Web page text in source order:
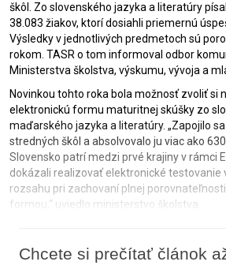
škôl. Zo slovenského jazyka a literatúry
38.083 žiakov, ktorí dosiahli priemernú
Výsledky v jednotlivých predmetoch sú
rokom. TASR o tom informoval odbor
Ministerstva školstva, výskumu, vývoja a
Novinkou tohto roka bola možnosť zvoliť si
elektronickú formu maturitnej skúšky zo
maďarského jazyka a literatúry. „Zapojilo
stredných škôl a absolvovalo ju viac ako
Slovensko patrí medzi prvé krajiny v rámci
dokázali realizovať elektronické testovanie
rozsahu pri zachovaní plnej
formou,“ uviedlo ministerstvo školstva.
Chcete si prečítať článok